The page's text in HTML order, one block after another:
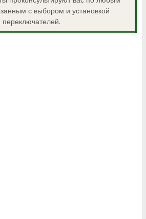
с выбором и установкой
переключателей.